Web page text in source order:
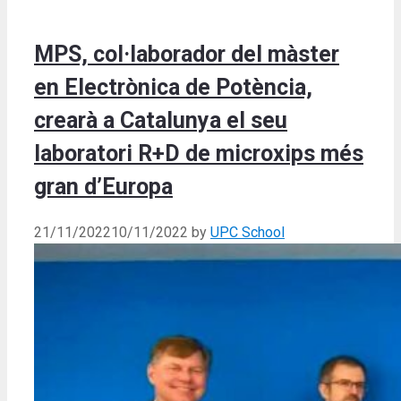
MPS, col·laborador del màster
en Electrònica de Potència,
crearà a Catalunya el seu
laboratori R+D de microxips més
gran d’Europa
21/11/202210/11/2022 by UPC School